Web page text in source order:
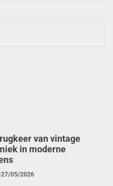
van vintage
in moderne
27/05/2026